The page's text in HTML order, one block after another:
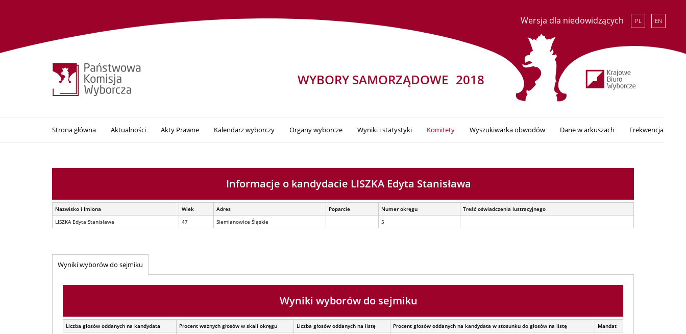
Wersja dla niedowidzących PL EN
WYBORY SAMORZĄDOWE 2018
Strona główna Aktualności Akty Prawne Kalendarz wyborczy Organy wyborcze Wyniki i statystyki Komitety Wyszukiwarka obwodów Dane w arkuszach Frekwencja
Informacje o kandydacie LISZKA Edyta Stanisława
Nazwisko i Imiona Wiek Adres Poparcie Numer okręgu
Treść oświadczenia lustracyjnego
LISZKA Edyta Stanisława
47 Siemianowice Śląskie 5
Wyniki wyborów do sejmiku
Wyniki wyborów do sejmiku
Liczba głosów oddanych na kandydata Procent ważnych głosów w skali okręgu Liczba głosów oddanych na listę Procent głosów oddanych na kandydata w stosunku do głosów na listę
Mandat